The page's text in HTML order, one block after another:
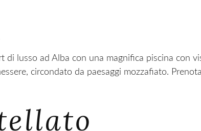
di lusso ad Alba con una magnifica piscina con
circondato da paesaggi mozzafiato.